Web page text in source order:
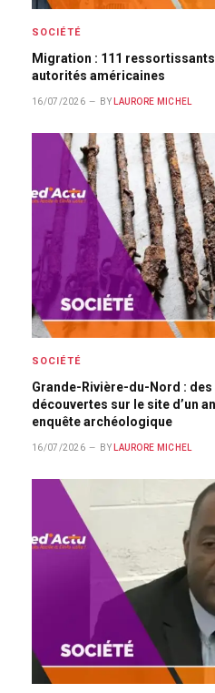
SOCIÉTÉ
Migration : 111
autorités américaines
16/07/2026 BY LAURORE MICHEL
SOCIÉTÉ
Grande-Rivière-du-Nord :
découvertes sur le site d’un
enquête archéologique
16/07/2026 BY LAURORE MICHEL